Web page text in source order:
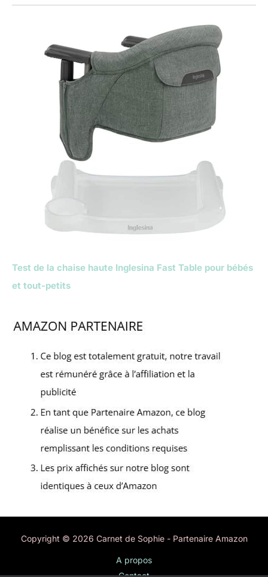
Test de la chaise haute Inglesina Fast Table pour bébés
et tout-petits
Copyright © 2026 Carnet de Sophie - Partenaire Amazon
A propos